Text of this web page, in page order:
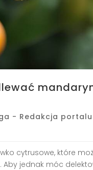
- Redakcja portalu
cytrusowe, które
Aby jednak móc